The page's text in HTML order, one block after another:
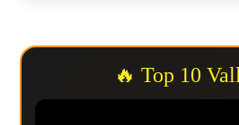
🔥 Top 10